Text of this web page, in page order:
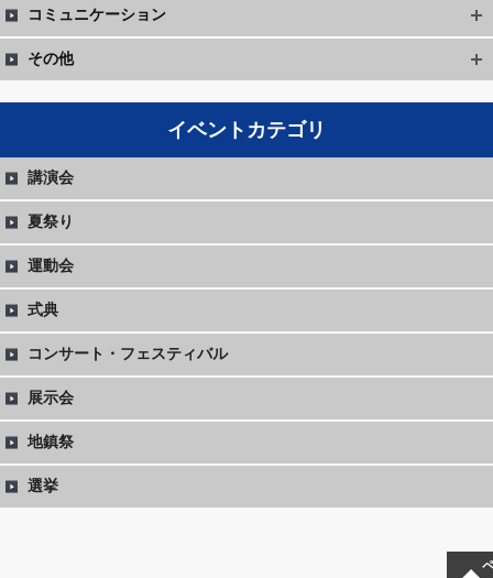
コミュニケーション
その他
イベントカテゴリ
講演会
夏祭り
運動会
式典
コンサート・フェスティバル
展示会
地鎮祭
選挙